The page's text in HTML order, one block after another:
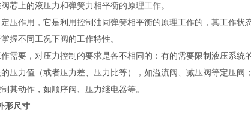
芯上的液压力和弹簧力相平衡的原理工作。
压作用，它是利用控制油同弹簧相平衡的原理工作的，其工作状
握不同工况下阀的工作特性。
需要，对压力控制的要求是各不相同的：有的需要限制液压系统
压力值（或者压力差、压力比等），如溢流阀、减压阀等定压阀；
其动作，如顺序阀、压力继电器等。
形尺寸